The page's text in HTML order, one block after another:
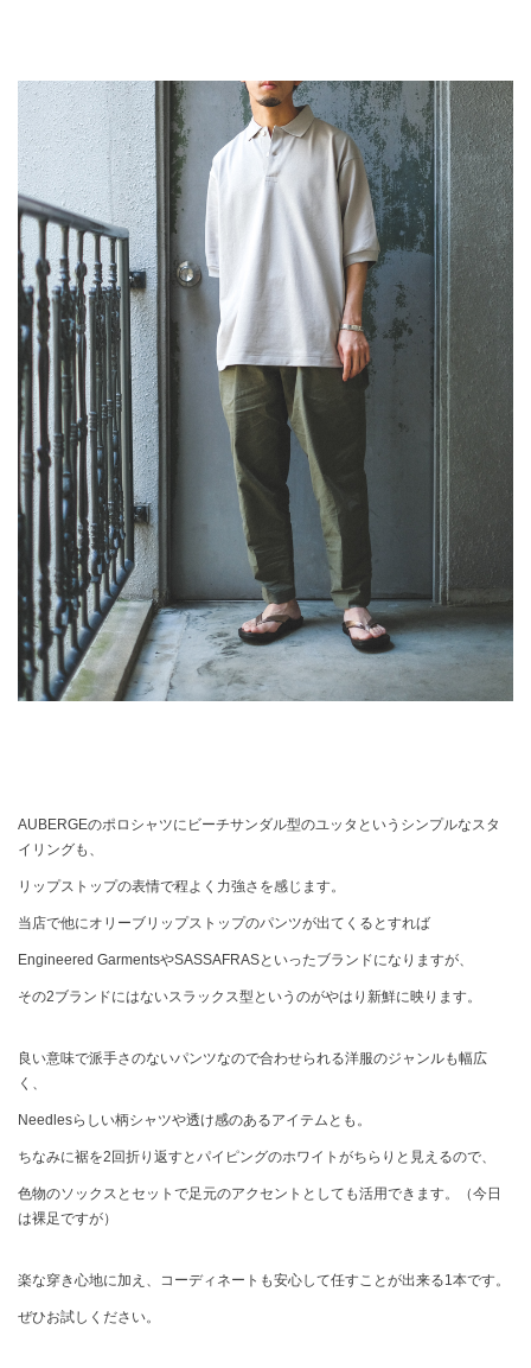
AUBERGEのポロシャツにビーチサンダル型のユッタというシンプルなスタ
イリングも、
リップストップの表情で程よく力強さを感じます。
当店で他にオリーブリップストップのパンツが出てくるとすれば
Engineered GarmentsやSASSAFRASといったブランドになりますが、
その2ブランドにはないスラックス型というのがやはり新鮮に映ります。
良い意味で派手さのないパンツなので合わせられる洋服のジャンルも幅広
く、
Needlesらしい柄シャツや透け感のあるアイテムとも。
ちなみに裾を2回折り返すとパイピングのホワイトがちらりと見えるので、
色物のソックスとセットで足元のアクセントとしても活用できます。（今日
は裸足ですが）
楽な穿き心地に加え、コーディネートも安心して任すことが出来る1本です。
ぜひお試しください。